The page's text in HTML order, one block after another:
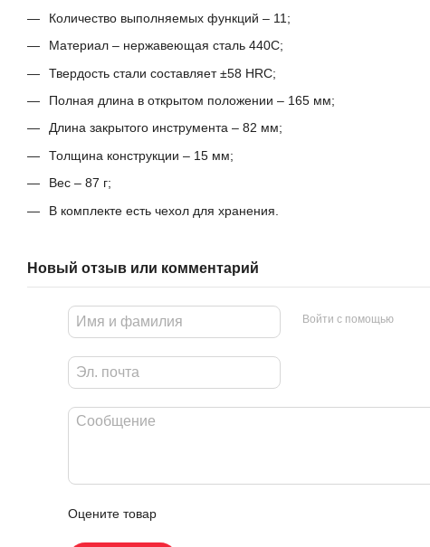
Количество выполняемых функций – 11;
Материал – нержавеющая сталь 440С;
Твердость стали составляет ±58 HRC;
Полная длина в открытом положении – 165 мм;
Длина закрытого инструмента – 82 мм;
Толщина конструкции – 15 мм;
Вес – 87 г;
В комплекте есть чехол для хранения.
Новый отзыв или комментарий
Войти с помощью
Оцените товар